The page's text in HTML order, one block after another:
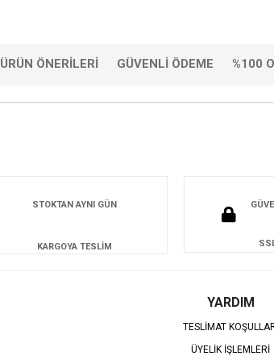
ÜRÜN ÖNERILERI GÜVENLI ÖDEME %100
STOKTAN AYNI GÜN
KARGOYA TESLİM
YARDIM
TESLİMAT
ÜYELİK İŞLEMLERİ